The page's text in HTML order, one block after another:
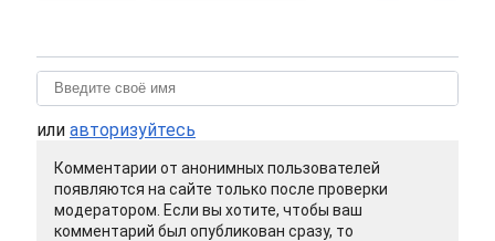
или авторизуйтесь
Комментарии от анонимных пользователей
появляются на сайте только после проверки
модератором. Если вы хотите, чтобы ваш
комментарий был опубликован сразу, то